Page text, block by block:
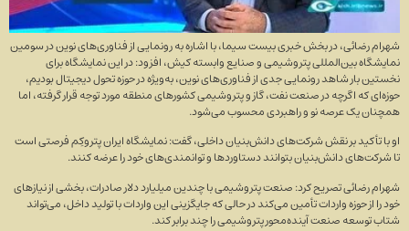
شهرام رضائی، در بخش خبری بیست سیما، با اشاره به رونمایی از فناوری‌های نوین در سومین
نمایشگاه بین‌المللی پتروشیمی و صنایع وابسته کیش، افزود: در این نمایشگاه برای
نخستین بار شاهد رونمایی جدی از فناوری‌های نوین، به‌ویژه در حوزه تحول دیجیتال بودیم،
حوزه‌ای که اگرچه در صنعت نفت، گاز و پتروشیمی کشور‌های منطقه مورد توجه قرار گرفته، اما
همچنان یک عرصه نو و راهبردی محسوب می‌شود.
او با تأکید بر نقش شرکت‌های دانش‌بنیان داخلی، گفت: نمایشگاه ایران پتروکِم فرصتی است
تا شرکت‌های دانش‌بنیان بتوانند دستاورد‌ها و توانمندی‌های خود را عرضه کنند.
شهرام رضائی تصریح کرد: صنعت پتروشیمی با چندین میلیارد دلار صادرات، بخشی از نیاز‌های
خود را از حوزه واردات تأمین می‌کند در حالی که جایگزینی این واردات با تولید داخل، می‌تواند
شتاب توسعه صنعت آینده‌محور پتروشیمی را چند برابر کند.